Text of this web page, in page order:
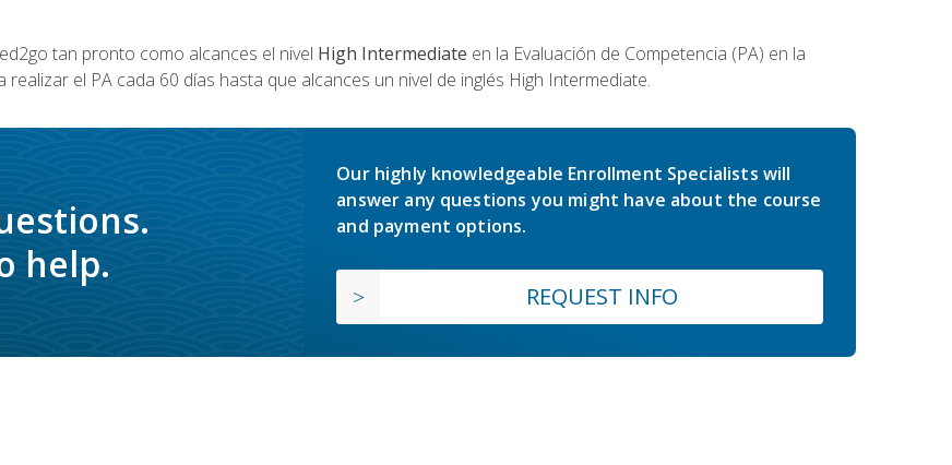
tan pronto como alcances el nivel High Intermediate en la Evaluación de Competencia (PA) en la
realizar el PA cada 60 días hasta que alcances un nivel de inglés High Intermediate.
help.
Our highly knowledgeable Enrollment Specialists will
answer any questions you might have about the course
and payment options.
REQUEST INFO